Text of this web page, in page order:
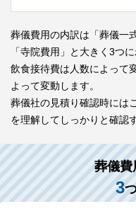
葬儀費用の内訳は「葬儀一
「寺院費用」と大きく3つ
飲食接待費は人数によって
よって変動します。
葬儀社の見積り確認時には
を理解してしっかりと確認
葬儀費
3